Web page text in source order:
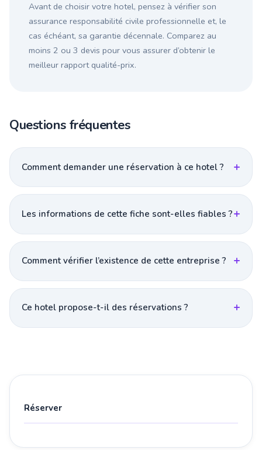
Avant de choisir votre hotel, pensez à vérifier son
assurance responsabilité civile professionnelle et, le
cas échéant, sa garantie décennale. Comparez au
moins 2 ou 3 devis pour vous assurer d’obtenir le
meilleur rapport qualité-prix.
Questions fréquentes
Comment demander une réservation à ce hotel ?
Les informations de cette fiche sont-elles fiables ?
Comment vérifier l’existence de cette entreprise ?
Ce hotel propose-t-il des réservations ?
Réserver